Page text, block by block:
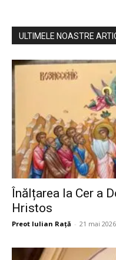
ULTIMELE NOASTRE
Înălțarea la Cer a
Hristos
Preot Iulian Raţă - 21 mai 2026